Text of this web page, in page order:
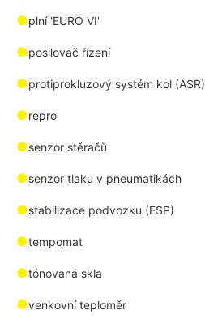
●plní 'EURO VI'
●posilovač řízení
●protiprokluzový systém kol (ASR)
●repro
●senzor stěračů
●senzor tlaku v pneumatikách
●stabilizace podvozku (ESP)
●tempomat
●tónovaná skla
●venkovní teploměr